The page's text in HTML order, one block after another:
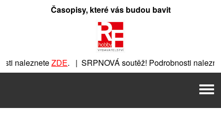
Časopisy, které vás budou bavit
nalezneteZDE. | SRPNOVÁ soutěž! Podrobnosti
. |